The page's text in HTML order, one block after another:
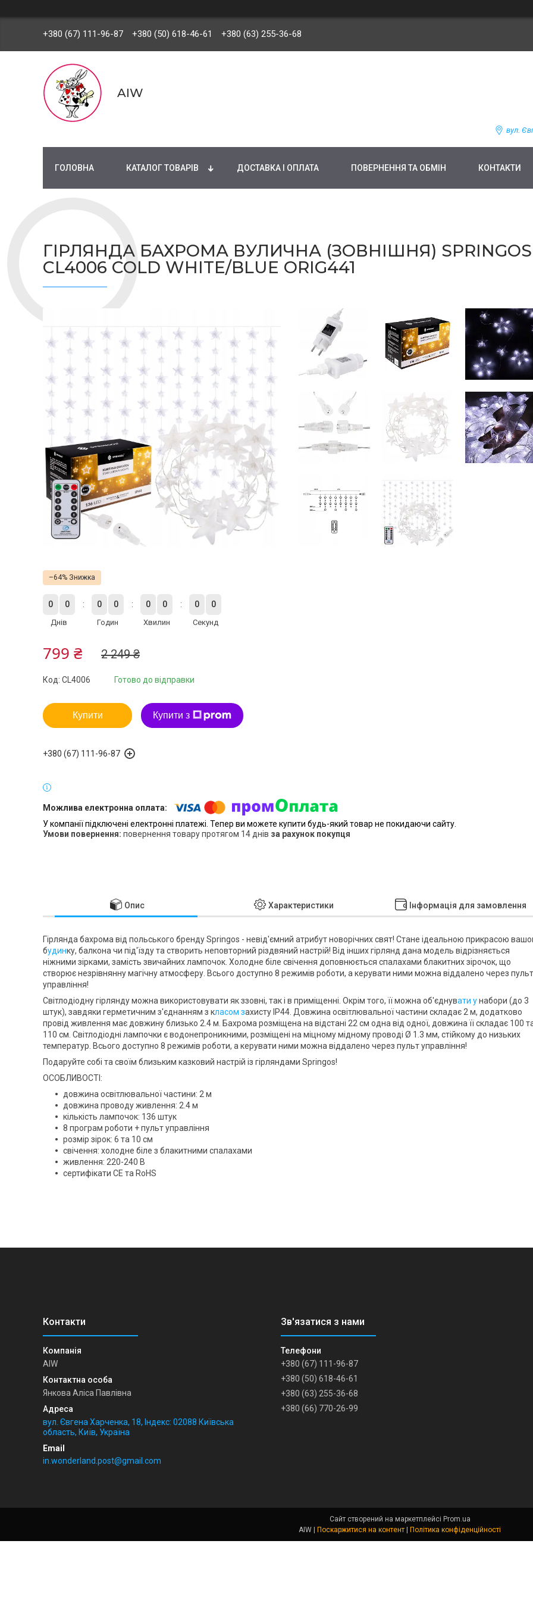
+380 (67) 111-96-87 +380 (50) 618-46-61 +380 (63) 255-36-68
AIW
вул.
ГОЛОВНА КАТАЛОГ ТОВАРІВ ДОСТАВКА І ОПЛАТА ПОВЕРНЕННЯ ТА ОБМІН КОНТАКТИ
ГІРЛЯНДА БАХРОМА ВУЛИЧНА (ЗОВНІШНЯ) SPRINGOS
CL4006 COLD WHITE/BLUE ORIG441
–64%
0 0
Днів
0 0
Годин
0 0
Хвилин
0 0
Секунд
2 249 ₴
799 ₴
Готово до відправки
Код: CL4006
Купити Купити з
+380 (67) 111-96-87
У компанії підключені електронні платежі. Тепер ви можете купити будь-який товар не покидаючи сайту.
повернення товару протягом 14 днів за рахунок покупця
Опис Характеристики Інформація для замовлення
Гірлянда бахрома від польського брендуSpringos - невід'ємний атрибут новорічних свят! Стане ідеальною прикрасою
будинку, балкона чи під'їзду та створить неповторний різдвяний настрій! Від інших гірлянд дана модель відрізняється
ніжними зірками, замість звичайних лампочок. Холодне біле свічення доповнюється спалахами блакитних зірочок, що
створює незрівнянну магічну атмосферу. Всього доступно 8 режимів роботи, а керувати ними можна віддалено через пульт
управління!
Світлодіодну гірлянду можна використовувати якззовні, так і в приміщенні . Окрім того, її можна об'єднувати унабори (до 3
штук), завдяки герметичним з'єднанням з класом захисту IP44 . Довжина освітлювальної частини складає 2 м, додатково
провід живлення має довжину близько 2.4 м . Бахрома розміщена на відстані 22 см одна від одної, довжина її складає 100
110 см . Світлодіодні лампочки є водонепроникними, розміщені на міцному мідному проводі Ø 1.3 мм, стійкому до низьких
температур. Всього доступно 8 режимів роботи, а керувати ними можна віддалено через пульт управління!
Подаруйте собі та своїм близьким казковий настрій із гірляндами Springos!
ОСОБЛИВОСТІ:
довжина освітлювальної частини: 2 м
довжина проводу живлення: 2.4 м
кількість лампочок: 136 штук
8 програм роботи + пульт управління
розмір зірок: 6 та 10 см
свічення: холодне біле з блакитними спалахами
живлення: 220-240 В
сертифікати CE та RoHS
AIW
Янкова Аліса Павлівна
вул. Євгена Харченка, 18, Індекс: 02088 Київська
область, Київ, Україна
in.wonderland.post@gmail.com
+380 (67) 111-96-87
+380 (50) 618-46-61
+380 (63) 255-36-68
+380 (66) 770-26-99
Сайт створений на маркетплейсі Prom.ua
AIW | Поскаржитися на контент | Політика конфіденційності